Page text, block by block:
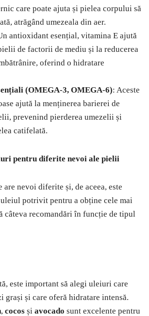
care poate ajuta și pielea corpului să
atrăgând umezeala din aer.
antioxidant esențial, vitamina E ajută
de factorii de mediu și la reducerea
oferind o hidratare
(OMEGA-3, OMEGA-6): Aceste
ajută la menținerea barierei de
prevenind pierderea umezelii și
catifelată.
pentru diferite nevoi ale pielii
are nevoi diferite și, de aceea, este
potrivit pentru a obține cele mai
câteva recomandări în funcție de tipul
este important să alegi uleiuri care
grași și care oferă hidratare intensă.
,cocos șiavocado sunt excelente pentru